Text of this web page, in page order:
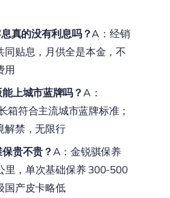
真的没有利息吗？A：经销
同贴息，月供全是本金，不
用
上城市蓝牌吗？A：
箱符合主流城市蓝牌标准；
解禁，无限行
贵不贵？A：金锐骐保养
里，单次基础保养 300-500
国产皮卡略低